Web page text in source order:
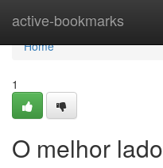
active-bookmarks
Home
Home
1
O melhor